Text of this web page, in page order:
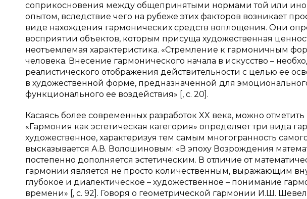
соприкосновения между общепринятыми нормами той или
опытом, вследствие чего на рубеже этих факторов возникает
виде нахождения гармонических средств воплощения. Они
восприятии объектов, которым присуща художественная
неотъемлемая характеристика. «Стремление к гармоничным
человека. Внесение гармонического начала в искусство –
реалистического отображения действительности с целью ее
в художественной форме, предназначенной для
функционального ее воздействия» [, с. 20].
Касаясь более современных разработок XX века, можно
«Гармония как эстетическая категория» определяет три вида
художественное, характеризуя тем самым многогранность
высказывается А.В. Волошиновым: «В эпоху Возрождения
постепенно дополняется эстетическим. В отличие от
гармонии является не просто количественным, выражающим
глубокое и диалектическое – художественное – понимание
времени» [, c. 92]. Говоря о геометрической гармонии И.Ш.